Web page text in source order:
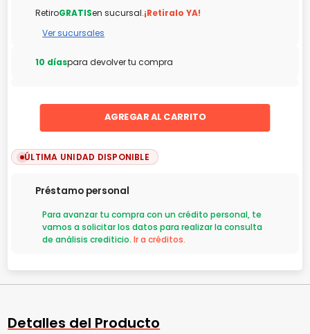
RetiroGRATISen sucursal.¡Retiralo YA!
Ver sucursales
10 díaspara devolver tu compra
AGREGAR AL CARRITO
ÚLTIMA UNIDAD DISPONIBLE
Préstamo personal
Para avanzar tu compra con un crédito personal, te
vamos a solicitar los datos para realizar la consulta
de análisis crediticio.Ir a créditos.
Detalles del Producto